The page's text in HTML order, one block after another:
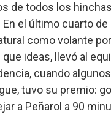
de todos los
el último cuarto de
como volante
ideas, llevó al
cuando
tuvo su premio:
a Peñarol a 90